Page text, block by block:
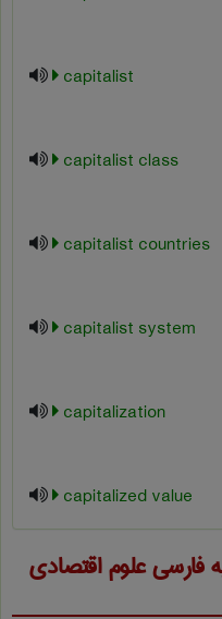
capitalist
capitalist class
capitalist countries
capitalist system
capitalization
capitalized value
فارسیعلوم اقتصادی